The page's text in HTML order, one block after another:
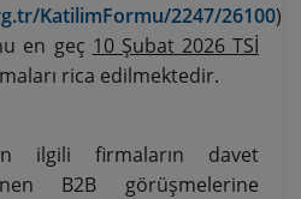
KatilimFormu/2247/26100)
en geç 10 Şubat 2026 TSİ
rica edilmektedir.
ilgili firmaların davet
B2B görüşmelerine